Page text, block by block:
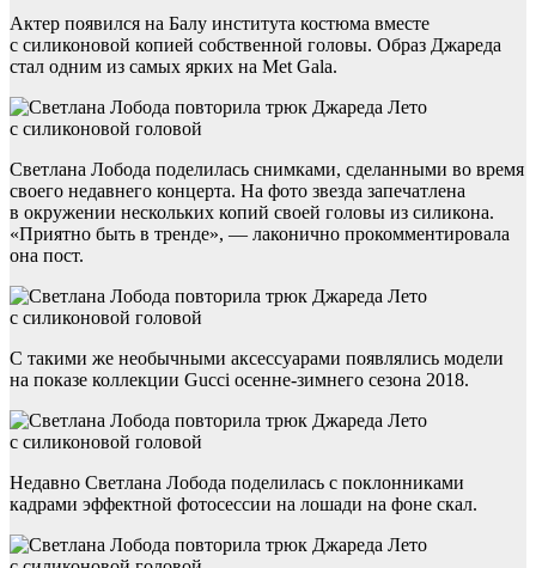
Актер появился на Балу института костюма вместе
с силиконовой копией собственной головы. Образ Джареда
стал одним из самых ярких на Met Gala.
Светлана Лобода поделилась снимками, сделанными во время
своего недавнего концерта. На фото звезда запечатлена
в окружении нескольких копий своей головы из силикона.
«Приятно быть в тренде», — лаконично прокомментировала
она пост.
С такими же необычными аксессуарами появлялись модели
на показе коллекции Gucci осенне-зимнего сезона 2018.
Недавно Светлана Лобода поделилась с поклонниками
кадрами эффектной фотосессии на лошади на фоне скал.